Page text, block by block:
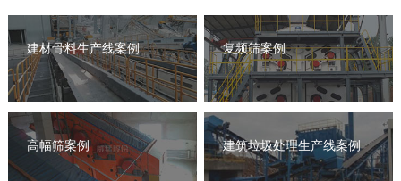
建材骨料生产线案例 复频筛案例
高幅筛案例 建筑垃圾处理生产线案例